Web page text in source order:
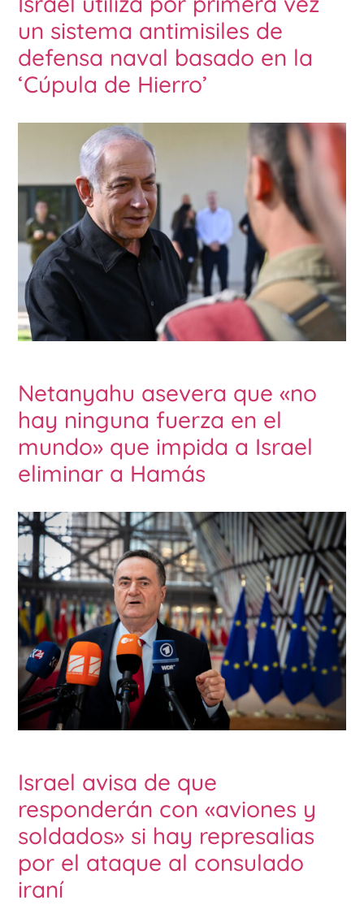
un sistema antimisiles de
defensa naval basado en la
‘Cúpula de Hierro’
Netanyahu asevera que «no
hay ninguna fuerza en el
mundo» que impida a Israel
eliminar a Hamás
Israel avisa de que
responderán con «aviones y
soldados» si hay represalias
por el ataque al consulado
iraní